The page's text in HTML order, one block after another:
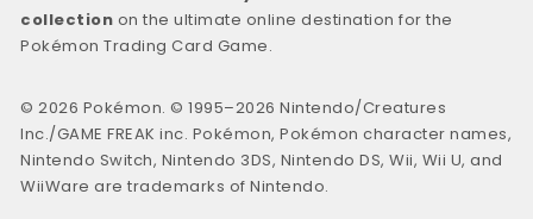
collection on the ultimate online destination for the
Pokémon Trading Card Game.
© 2026 Pokémon. © 1995–2026 Nintendo/Creatures
Inc./GAME FREAK inc. Pokémon, Pokémon character names,
Nintendo Switch, Nintendo 3DS, Nintendo DS, Wii, Wii U, and
WiiWare are trademarks of Nintendo.